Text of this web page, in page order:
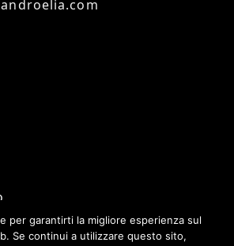
per garantirti la migliore esperienza sul
Se continui a utilizzare questo sito,